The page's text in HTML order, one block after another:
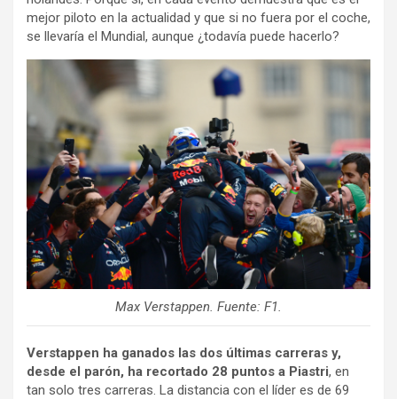
mejor piloto en la actualidad y que si no fuera por el coche,
se llevaría el Mundial, aunque ¿todavía puede hacerlo?
Max Verstappen. Fuente: F1.
Verstappen ha ganados las dos últimas carreras y,
desde el parón, ha recortado 28 puntos a Piastri, en
tan solo tres carreras. La distancia con el líder es de 69